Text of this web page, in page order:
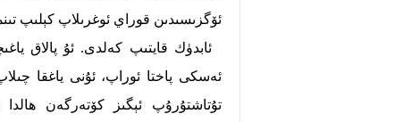
ئۆگزىسىدىن قوراي ئوغرىلاپ كېلىپ
ئابدۈك قايتىپ كەلدى. ئۇ پالاق
ئەسكى پاختا ئوراپ، ئۇنى ياغقا
تۇتاشتۇرۇپ ئېگىز كۆتەرگەن